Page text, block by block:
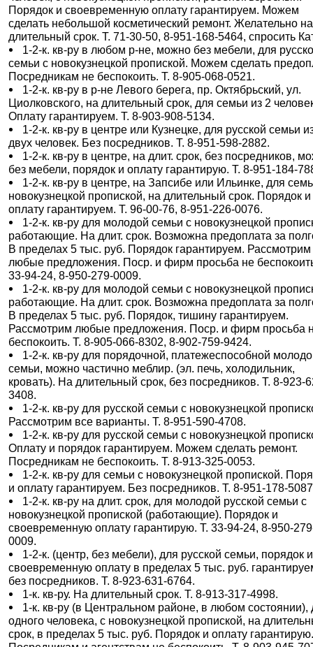
Порядок и своевременную оплату гарантируем. Можем
сделать небольшой косметический ремонт. Желательно на
длительный срок. Т. 71-30-50, 8-951-168-5464, спросить
1-2-к. кв-ру в любом р-не, можно без мебели, для
семьи с новокузнецкой пропиской. Можем сделать
Посредникам не беспокоить. Т. 8-905-068-0521.
1-2-к. кв-ру в р-не Левого берега, пр. Октябрьский, ул.
Циолковского, на длительный срок, для семьи из 2
Оплату гарантируем. Т. 8-903-908-5134.
1-2-к. кв-ру в центре или Кузнецке, для русской семьи
двух человек. Без посредников. Т. 8-951-598-2882.
1-2-к. кв-ру в центре, на длит. срок, без посредников,
без мебели, порядок и оплату гарантирую. Т. 8-951-184-
1-2-к. кв-ру в центре, на Запсибе или Ильинке, для
новокузнецкой пропиской, на длительный срок. Порядок и
оплату гарантируем. Т. 96-00-76, 8-951-226-0076.
1-2-к. кв-ру для молодой семьи с новокузнецкой
работающие. На длит. срок. Возможна предоплата за
В пределах 5 тыс. руб. Порядок гарантируем. Рассмотрим
любые предложения. Поср. и фирм просьба не
33-94-24, 8-950-279-0009.
1-2-к. кв-ру для молодой семьи с новокузнецкой
работающие. На длит. срок. Возможна предоплата за
В пределах 5 тыс. руб. Порядок, тишину гарантируем.
Рассмотрим любые предложения. Поср. и фирм просьба
беспокоить. Т. 8-905-066-8302, 8-902-759-9424.
1-2-к. кв-ру для порядочной, платежеспособной
семьи, можно частично меблир. (эл. печь, холодильник,
кровать). На длительный срок, без посредников. Т. 8-923-
3408.
1-2-к. кв-ру для русской семьи с новокузнецкой
Рассмотрим все варианты. Т. 8-951-590-4708.
1-2-к. кв-ру для русской семьи с новокузнецкой
Оплату и порядок гарантируем. Можем сделать ремонт.
Посредникам не беспокоить. Т. 8-913-325-0053.
1-2-к. кв-ру для семьи с новокузнецкой пропиской.
и оплату гарантируем. Без посредников. Т. 8-951-178-
1-2-к. кв-ру на длит. срок, для молодой русской семьи с
новокузнецкой пропиской (работающие). Порядок и
своевременную оплату гарантирую. Т. 33-94-24, 8-950-
0009.
1-2-к. (центр, без мебели), для русской семьи, порядок и
своевременную оплату в пределах 5 тыс. руб.
без посредников. Т. 8-923-631-6764.
1-к. кв-ру. На длительный срок. Т. 8-913-317-4998.
1-к. кв-ру (в Центральном районе, в любом состоянии),
одного человека, с новокузнецкой пропиской, на
срок, в пределах 5 тыс. руб. Порядок и оплату